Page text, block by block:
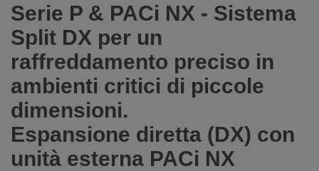
Serie P & PACi NX - Sistema
Split DX per un
raffreddamento preciso in
ambienti critici di piccole
dimensioni.
Espansione diretta (DX) con
unità esterna PACi NX